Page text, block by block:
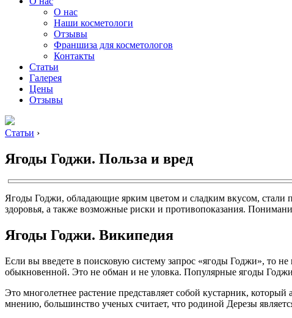
O нас
Наши косметологи
Отзывы
Франшиза для косметологов
Контакты
Статьи
Галерея
Цены
Отзывы
Статьи ›
Ягоды Годжи. Польза и вред
Ягоды Годжи, обладающие ярким цветом и сладким вкусом, стали
здоровья, а также возможные риски и противопоказания.
Ягоды Годжи. Википедия
Если вы введете в поисковую систему запрос «ягоды Годжи», то
обыкновенной. Это не обман и не уловка. Популярные ягоды
Это многолетнее растение представляет собой кустарник,
мнению, большинство ученых считает, что родиной Дерезы